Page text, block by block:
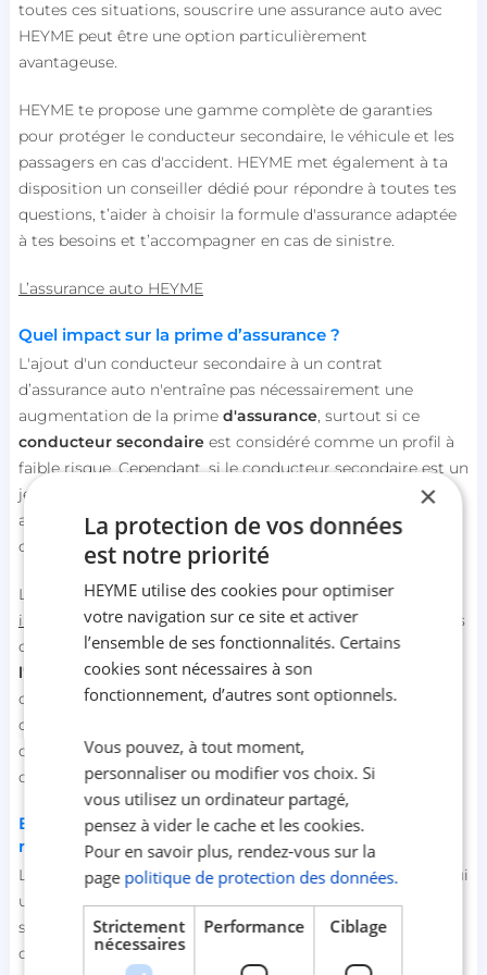
toutes ces situations, souscrire une assurance auto avec
HEYME peut être une option particulièrement
avantageuse.
HEYME te propose une gamme complète de garanties
pour protéger le conducteur secondaire, le véhicule et les
passagers en cas d'accident. HEYME met également à ta
disposition un conseiller dédié pour répondre à toutes tes
questions, t’aider à choisir la formule d'assurance adaptée
à tes besoins et t’accompagner en cas de sinistre.
L’assurance auto HEYME
Quel impact sur la prime d’assurance ?
L'ajout d'un conducteur secondaire à un contrat
d’assurance auto n'entraîne pas nécessairement une
augmentation de la prime d'assurance, surtout si ce
conducteur secondaireest considéré comme un profil à
faible risque. Cependant, si le conducteur secondaire est un
jeune conducteur, les compagnies d'assurance peuvent
appliquer des tarifs plus élevés, en raison du manque
d'expérience au volant.
Les antécédents de conduite, tels que les accidents,
infractions au code de la route, les retraits de permis ou les
condamnations, peuvent également influencer le coût de
l'assurance. Si leconducteur secondaire
conduite avec des sinistres antérieurs ou des infractions,
cela peut entraîner une augmentation de la prime
d'assurance, car les compagnies d'assurance considèrent
qu'il présente un risque plus élevé de causer un accident.
Et si le conducteur secondaire utilise le véhicule
régulièrement ?
Le principe est simple. Le conducteur principal est celui qui
utilise le véhicule le plus souvent. Si le conducteur
secondaire l'utilise quotidiennement, cela peut être
considéré comme une fraude à l'assurance car l'assureur
×
La protection de vos données
est notre priorité
HEYME utilise des cookies pour optimiser
votre navigation sur ce site et activer
l’ensemble de ses fonctionnalités. Certains
cookies sont nécessaires à son
fonctionnement, d’autres sont optionnels.
Vous pouvez, à tout moment,
personnaliser ou modifier vos choix. Si
vous utilisez un ordinateur partagé,
pensez à vider le cache et les cookies.
Pour en savoir plus, rendez-vous sur la
page politique de protection des données.
Strictement
nécessaires
Performance Ciblage